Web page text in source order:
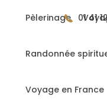
Pèlerinage
Randonnée
Voyage en France
01 41